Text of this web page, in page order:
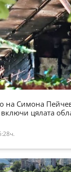
на Симона
цялата